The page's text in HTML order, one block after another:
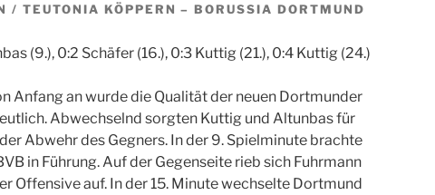
/ TEUTONIA KÖPPERN – BORUSSIA DORTMUND
(9.), 0:2 Schäfer (16.), 0:3 Kuttig (21.), 0:4 Kuttig (24.)
Anfang an wurde die Qualität der neuen Dortmunder
Abwechselnd sorgten Kuttig und Altunbas für
Abwehr des Gegners. In der 9. Spielminute brachte
in Führung. Auf der Gegenseite rieb sich Fuhrmann
Offensive auf. In der 15. Minute wechselte Dortmund